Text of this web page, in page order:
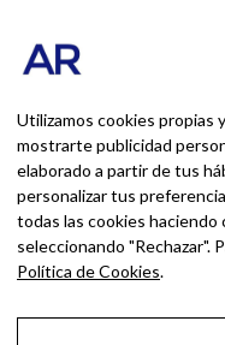
Blog personal y
profesionales
con lo que hace
BUSCAR POR:
Ingresa las
Enter.
Utilizamos cookies propias
mostrarte publicidad
elaborado a partir de tus
personalizar tus
todas las cookies haciendo
seleccionando "Rechazar".
Política de Cookies.